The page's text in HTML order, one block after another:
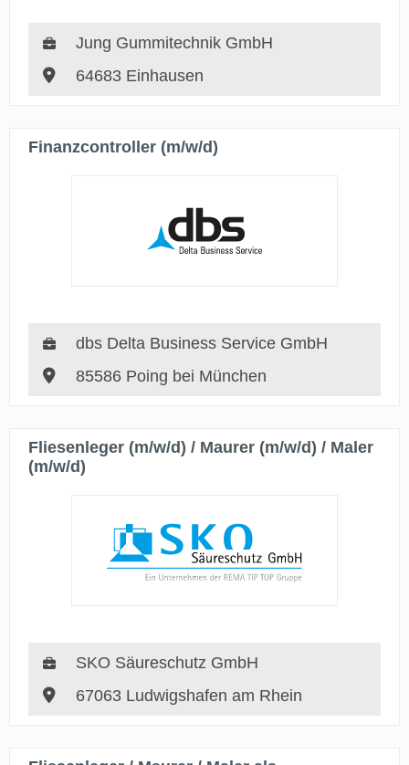
Jung Gummitechnik GmbH
64683 Einhausen
Finanzcontroller (m/w/d)
dbs Delta Business Service GmbH
85586 Poing bei München
Fliesenleger (m/w/d) / Maurer (m/w/d) / Maler
(m/w/d)
SKO Säureschutz GmbH
67063 Ludwigshafen am Rhein